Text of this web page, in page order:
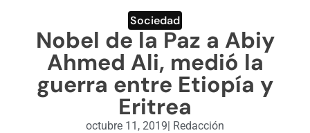
ENGLISH SECTION
VIDEOS
Sociedad
Nobel de la Paz a Abiy
Ahmed Ali, medió la
guerra entre Etiopía y
Eritrea
octubre 11, 2019| Redacción